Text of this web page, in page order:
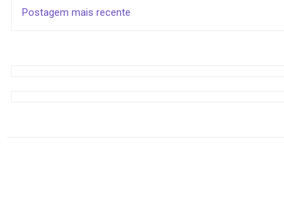
Postagem mais recente